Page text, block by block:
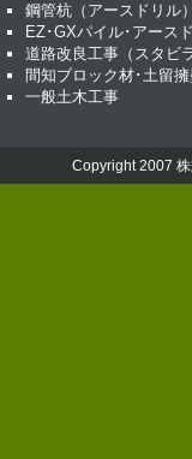
鋼管杭（アースドリル
EZ･GXパイル･アース
道路改良工事（スタビ
間知ブロック材･土留
一般土木工事
Copyright 2007